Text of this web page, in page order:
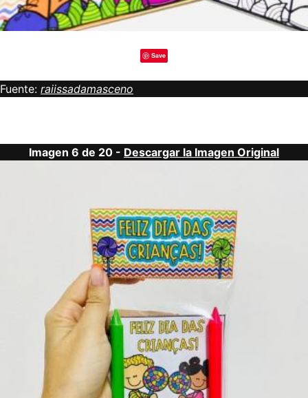
Save
Fuente: raiissadamasceno
Imagen 6 de 20 - Descargar la Imagen Original